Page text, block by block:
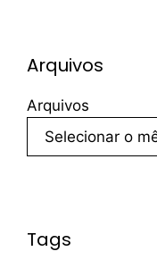
Arquivos
Arquivos
Tags